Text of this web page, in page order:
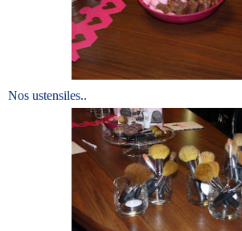
Nos ustensiles..